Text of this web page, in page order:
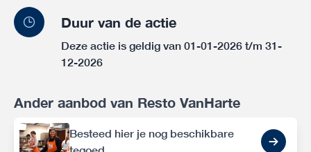
Duur van de actie
Deze actie is geldig van 01-01-2026 t/m 31-
12-2026
Ander aanbod van Resto VanHarte
Besteed hier je nog beschikbare